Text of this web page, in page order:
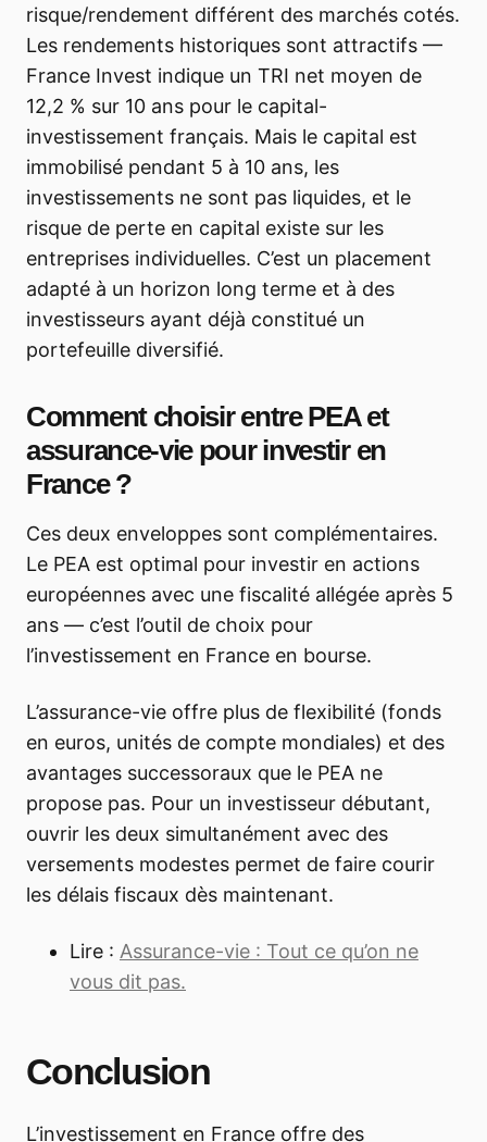
risque/rendement différent des marchés cotés.
Les rendements historiques sont attractifs —
France Invest indique un TRI net moyen de
12,2 % sur 10 ans pour le capital-
investissement français. Mais le capital est
immobilisé pendant 5 à 10 ans, les
investissements ne sont pas liquides, et le
risque de perte en capital existe sur les
entreprises individuelles. C’est un placement
adapté à un horizon long terme et à des
investisseurs ayant déjà constitué un
portefeuille diversifié.
Comment choisir entre PEA et
assurance-vie pour investir en
France ?
Ces deux enveloppes sont complémentaires.
Le PEA est optimal pour investir en actions
européennes avec une fiscalité allégée après 5
ans — c’est l’outil de choix pour
l’investissement en France en bourse.
L’assurance-vie offre plus de flexibilité (fonds
en euros, unités de compte mondiales) et des
avantages successoraux que le PEA ne
propose pas. Pour un investisseur débutant,
ouvrir les deux simultanément avec des
versements modestes permet de faire courir
les délais fiscaux dès maintenant.
Lire : Assurance-vie : Tout ce qu’on ne
vous dit pas.
Conclusion
L’investissement en France offre des